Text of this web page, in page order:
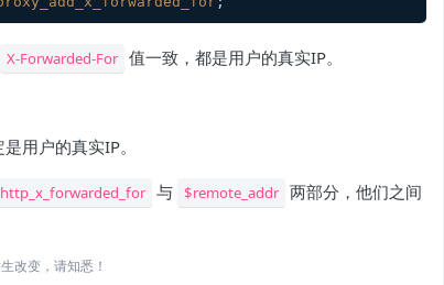
X-Forwarded-For 值一致，都是用户的真实IP。
用户的真实IP。
与 $remote_addr 两部分，他们之间
改变，请知悉！